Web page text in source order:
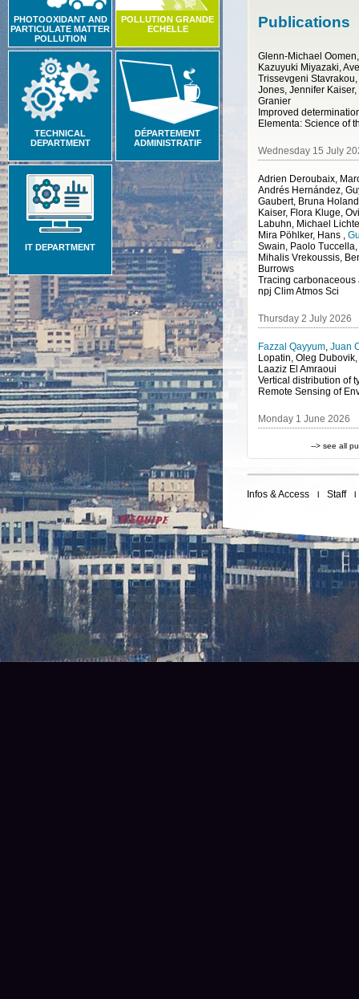
PHOTOOXIDANT AND
PARTICULATE MATTER
POLLUTION
POLLUTION GRANDE
ECHELLE
TECHNICAL
DEPARTMENT
DÉPARTEMENT
ADMINISTRATIF
IT DEPARTMENT
Publications
Glenn-Michael
Kazuyuki Miyazaki,
Trissevgeni Stavrakou,
Jones, Jennifer
Granier
Elementa: Science of
Wednesday 15 July
Adrien Deroubaix,
Andrés Hernández,
Gaubert, Bruna
Kaiser, Flora Kluge,
Labuhn, Michael
Mira Pöhlker, Hans ,
Swain, Paolo
Mihalis Vrekoussis,
Burrows
npj Clim Atmos Sci
Thursday 2 July 2026
Fazzal Qayyum, Juan
Lopatin, Oleg
Laaziz El Amraoui
Remote Sensing of
Monday 1 June 2026
--> see all
Infos & Access Staff